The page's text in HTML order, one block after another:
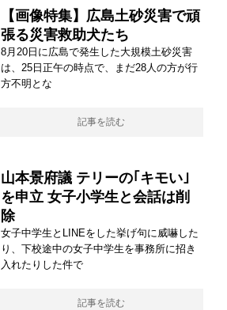
【画像特集】広島土砂災害で頑
張る災害救助犬たち
8月20日に広島で発生した大規模土砂災害
は、25日正午の時点で、まだ28人の方が行
方不明とな
記事を読む
山本景府議 テリーの｢キモい｣
を申立 女子小学生と会話は削
除
女子中学生とLINEをした挙げ句に威嚇した
り、下校途中の女子中学生を事務所に招き
入れたりした件で
記事を読む